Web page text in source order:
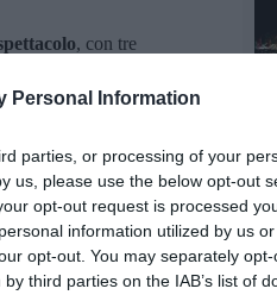
Personal Information
parties, or processing of your
us, please use the below opt-out
opt-out request is processed
information utilized by us
opt-out. You may separately
third parties on the IAB’s list of
, con tre
all'evento dedicato alle
gratuito. L'obiettivo
esaurimento dei posti
numero 379.1486544 o